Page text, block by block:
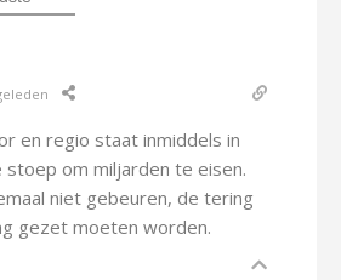
en regio staat inmiddels in
stoep om miljarden te eisen.
niet gebeuren, de tering
gezet moeten worden.